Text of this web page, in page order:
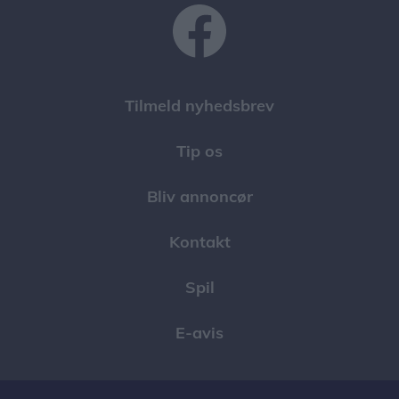
møllen frem og fortæller om både historien,
teknikken og arbejdet med at holde den mere end
møllerelaterede souvenirs og møllens egen øl.
Tilmeld nyhedsbrev
Tip os
Bliv annoncør
Kontakt
Spil
E-avis